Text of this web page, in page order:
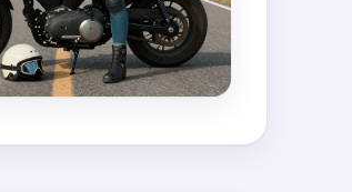
© OpenMapTilesData fromOpenStreetMap